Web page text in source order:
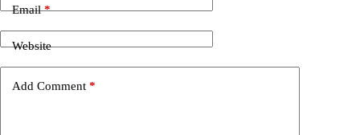
Email*
Website
Add Comment *